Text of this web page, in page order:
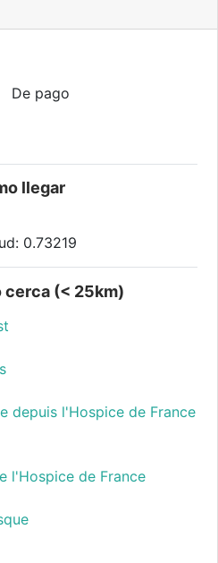
De pago
llegar
0.73219
cerca (< 25km)
depuis l'Hospice de France
l'Hospice de France